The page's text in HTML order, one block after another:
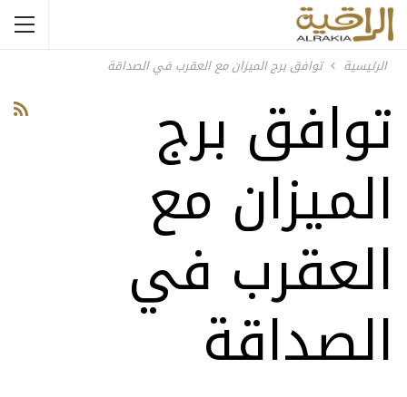
الرئيسية توافق برج الميزان مع العقرب في الصداقة
توافق برج
الميزان مع
العقرب في
الصداقة